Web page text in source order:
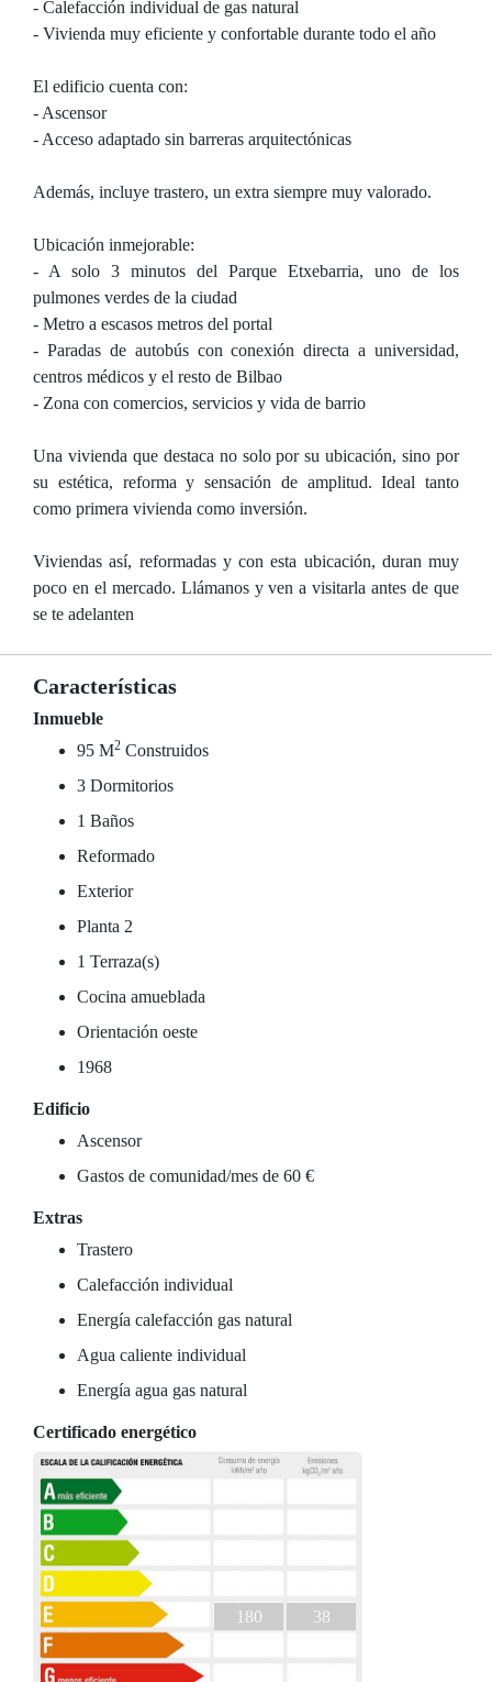
- Calefacción individual de gas natural
- Vivienda muy eficiente y confortable durante todo el año
El edificio cuenta con:
- Ascensor
- Acceso adaptado sin barreras arquitectónicas
Además, incluye trastero, un extra siempre muy valorado.
Ubicación inmejorable:
- A solo 3 minutos del Parque Etxebarria, uno de los
pulmones verdes de la ciudad
- Metro a escasos metros del portal
- Paradas de autobús con conexión directa a universidad,
centros médicos y el resto de Bilbao
- Zona con comercios, servicios y vida de barrio
Una vivienda que destaca no solo por su ubicación, sino por
su estética, reforma y sensación de amplitud. Ideal tanto
como primera vivienda como inversión.
Viviendas así, reformadas y con esta ubicación, duran muy
poco en el mercado. Llámanos y ven a visitarla antes de que
se te adelanten
Características
Inmueble
95 M2 Construidos
3 Dormitorios
1 Baños
Reformado
Exterior
Planta 2
1 Terraza(s)
Cocina amueblada
Orientación oeste
1968
Edificio
Ascensor
Gastos de comunidad/mes de 60 €
Extras
Trastero
Calefacción individual
Energía calefacción gas natural
Agua caliente individual
Energía agua gas natural
Certificado energético
180 38